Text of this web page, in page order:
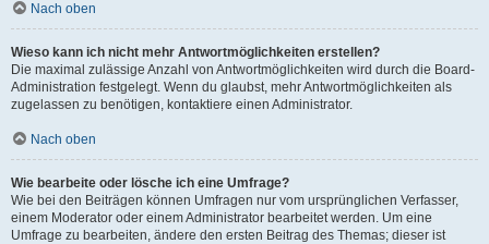
Nach oben
Wieso kann ich nicht mehr Antwortmöglichkeiten erstellen?
Die maximal zulässige Anzahl von Antwortmöglichkeiten wird durch die Board-
Administration festgelegt. Wenn du glaubst, mehr Antwortmöglichkeiten als
zugelassen zu benötigen, kontaktiere einen Administrator.
Nach oben
Wie bearbeite oder lösche ich eine Umfrage?
Wie bei den Beiträgen können Umfragen nur vom ursprünglichen Verfasser,
einem Moderator oder einem Administrator bearbeitet werden. Um eine
Umfrage zu bearbeiten, ändere den ersten Beitrag des Themas; dieser ist